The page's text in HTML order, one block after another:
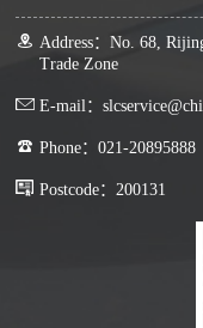
Address：No. 68,
Trade Zone
E-mail：
Phone：021-20895888
Postcode：200131